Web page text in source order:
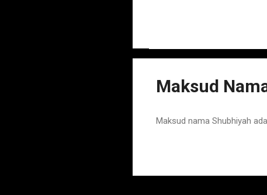
Maksud
Maksud nama Shubhiyah